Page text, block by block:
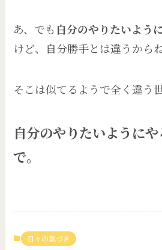
あ、でも 自分のやりたいよう
けど、自分勝手とは違うからね
そこは似てるようで全く違う世
自分のやりたいように
で。
日々の氣づき